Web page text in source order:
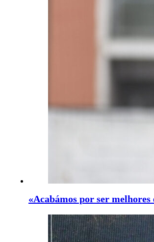
«Acabámos por ser